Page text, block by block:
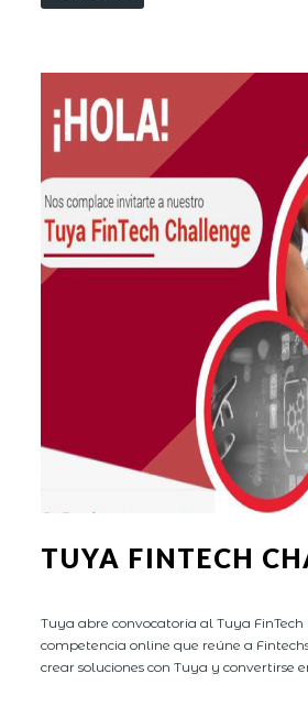
TUYA FINTECH
Tuya abre convocatoria al Tuya
competencia online que reúne a
crear soluciones con Tuya y convertirse